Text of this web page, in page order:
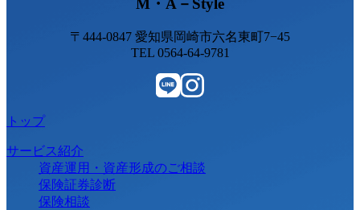
〒444-0847 愛知県岡崎市六名東町7−45
TEL 0564-64-9781
トップ
サービス紹介
資産運用・資産形成のご相談
保険証券診断
保険相談